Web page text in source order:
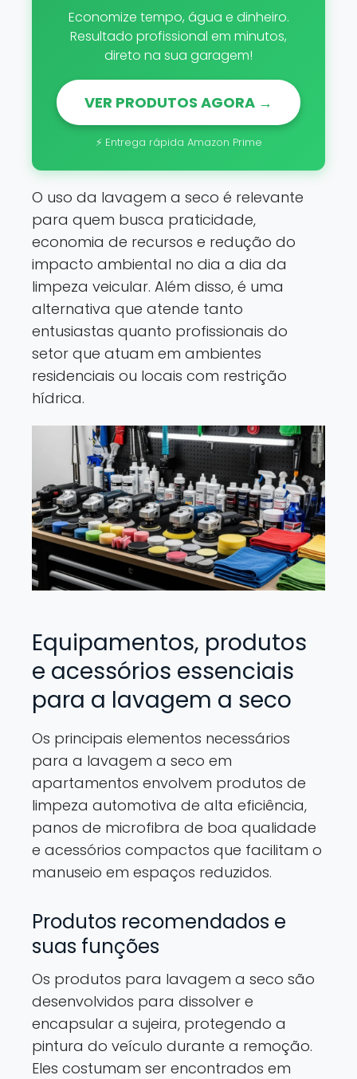
Economize tempo, água e dinheiro.
Resultado profissional em minutos,
direto na sua garagem!
VER PRODUTOS AGORA →
⚡ Entrega rápida Amazon Prime
O uso da lavagem a seco é relevante
para quem busca praticidade,
economia de recursos e redução do
impacto ambiental no dia a dia da
limpeza veicular. Além disso, é uma
alternativa que atende tanto
entusiastas quanto profissionais do
setor que atuam em ambientes
residenciais ou locais com restrição
hídrica.
Equipamentos, produtos
e acessórios essenciais
para a lavagem a seco
Os principais elementos necessários
para a lavagem a seco em
apartamentos envolvem produtos de
limpeza automotiva de alta eficiência,
panos de microfibra de boa qualidade
e acessórios compactos que facilitam o
manuseio em espaços reduzidos.
Produtos recomendados e
suas funções
Os produtos para lavagem a seco são
desenvolvidos para dissolver e
encapsular a sujeira, protegendo a
pintura do veículo durante a remoção.
Eles costumam ser encontrados em